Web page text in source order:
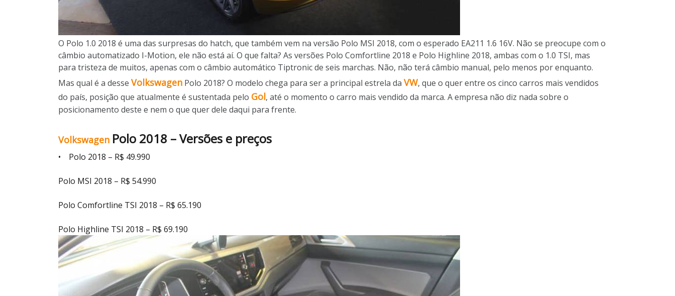
O Polo 1.0 2018 é uma das surpresas do hatch, que também vem na versão Polo MSI 2018, com o esperado EA211 1.6 16V. Não se preocupe com o
câmbio automatizado I-Motion, ele não está aí. O que falta? As versões Polo Comfortline 2018 e Polo Highline 2018, ambas com o 1.0 TSI, mas
para tristeza de muitos, apenas com o câmbio automático Tiptronic de seis marchas. Não, não terá câmbio manual, pelo menos por enquanto.
Mas qual é a desse Volkswagen Polo 2018? O modelo chega para ser a principal estrela da VW, que o quer entre os cinco carros mais vendidos
do país, posição que atualmente é sustentada pelo Gol, até o momento o carro mais vendido da marca. A empresa não diz nada sobre o
posicionamento deste e nem o que quer dele daqui para frente.
Volkswagen Polo 2018 – Versões e preços
• Polo 2018 – R$ 49.990
Polo MSI 2018 – R$ 54.990
Polo Comfortline TSI 2018 – R$ 65.190
Polo Highline TSI 2018 – R$ 69.190